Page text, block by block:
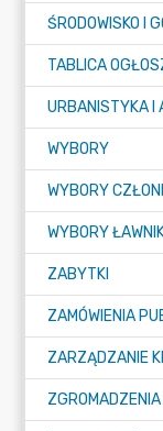
TABLICA
URBANISTYKA I
WYBORY
WYBORY
WYBORY
ZABYTKI
ZAMÓWIENIA
ZARZĄDZANIE
ZGROMADZENIA